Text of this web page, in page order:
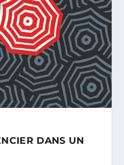
DANS UN